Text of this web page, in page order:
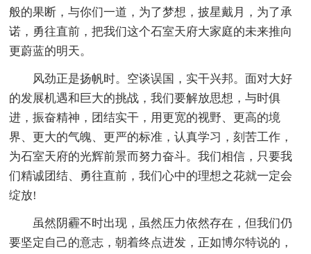
般的果断，与你们一道，为了梦想，披星戴月，为了承
诺，勇往直前，把我们这个石室天府大家庭的未来推向
更蔚蓝的明天。
风劲正是扬帆时。空谈误国，实干兴邦。面对大好
的发展机遇和巨大的挑战，我们要解放思想，与时俱
进，振奋精神，团结实干，用更宽的视野、更高的境
界、更大的气魄、更严的标准，认真学习，刻苦工作，
为石室天府的光辉前景而努力奋斗。我们相信，只要我
们精诚团结、勇往直前，我们心中的理想之花就一定会
绽放!
虽然阴霾不时出现，虽然压力依然存在，但我们仍
要坚定自己的意志，朝着终点进发，正如博尔特说的，